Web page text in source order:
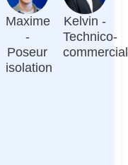
Maxime
-
Poseur
isolation
Kelvin -
Technico-
commercial